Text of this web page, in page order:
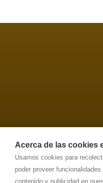
Acerca de las cookies
Usamos cookies para
poder proveer
contenido y publicidad en